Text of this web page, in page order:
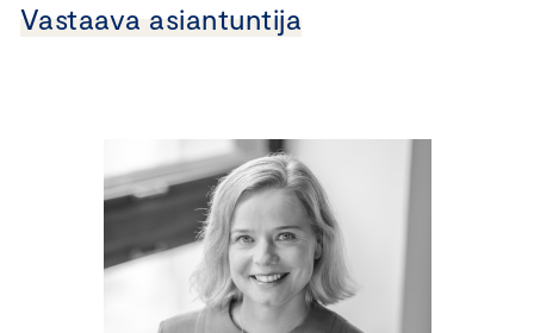
Vastaava asiantuntija